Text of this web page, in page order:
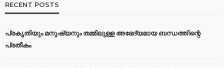
RECENT POSTS
പ്രകൃതിയും മനുഷ്യനും തമ്മിലുള്ള അഭേദ്യമായ ബന്ധത്തിന്റെ
പ്രതീകം